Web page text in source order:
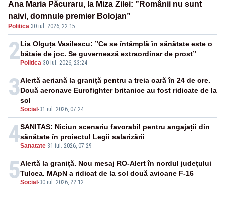
Ana Maria Păcuraru, la Miza Zilei: ”Românii nu sunt
naivi, domnule premier Bolojan”
Politica·30 iul. 2026, 22:15
2 Politica-30 iul. 2026, 23:24
Lia Olguța Vasilescu: ”Ce se întâmplă în sănătate este o
bătaie de joc. Se guvernează extraordinar de prost”
3
Social -31 iul. 2026, 07:24
Alertă aeriană la graniță pentru a treia oară în 24 de ore.
Două aeronave Eurofighter britanice au fost ridicate de la
sol
4Sanatate-31 iul. 2026, 07:29
SANITAS: Niciun scenariu favorabil pentru angajații din
sănătate în proiectul Legii salarizării
5Social -30 iul. 2026, 22:12
Alertă la graniță. Nou mesaj RO-Alert în nordul județului
Tulcea. MApN a ridicat de la sol două avioane F-16